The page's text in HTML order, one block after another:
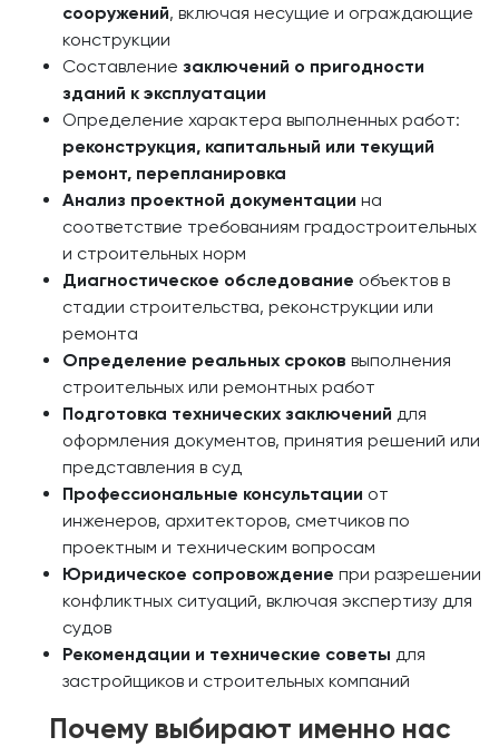
сооружений, включая несущие и ограждающие
конструкции
Составление заключений о пригодности
зданий к эксплуатации
Определение характера выполненных работ:
реконструкция, капитальный или текущий
ремонт, перепланировка
Анализ проектной документации на
соответствие требованиям градостроительных
и строительных норм
Диагностическое обследование объектов в
стадии строительства, реконструкции или
ремонта
Определение реальных сроков выполнения
строительных или ремонтных работ
Подготовка технических заключений для
оформления документов, принятия решений или
представления в суд
Профессиональные консультации от
инженеров, архитекторов, сметчиков по
проектным и техническим вопросам
Юридическое сопровождение при разрешении
конфликтных ситуаций, включая экспертизу для
судов
Рекомендации и технические советы для
застройщиков и строительных компаний
Почему выбирают именно нас